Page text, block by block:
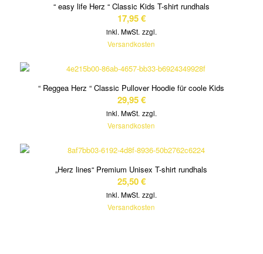
“ easy life Herz “ Classic Kids T-shirt rundhals
17,95€
inkl. MwSt. zzgl.
Versandkosten
“ Reggea Herz “ Classic Pullover Hoodie für coole Kids
29,95€
inkl. MwSt. zzgl.
Versandkosten
„Herz lines“ Premium Unisex T-shirt rundhals
25,50€
inkl. MwSt. zzgl.
Versandkosten